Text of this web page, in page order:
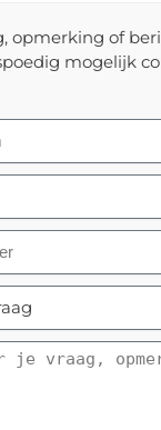
opmerking of
mogelijk